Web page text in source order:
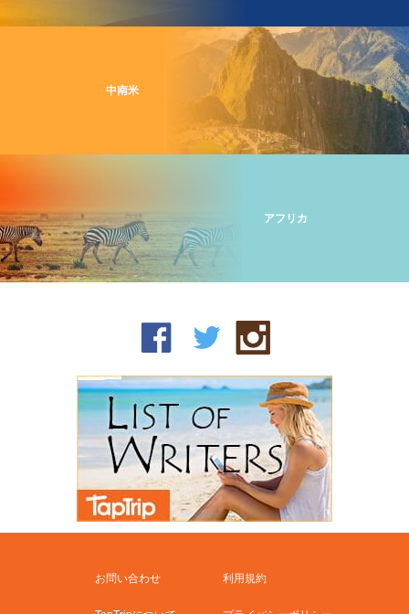
中南米
アフリカ
お問い合わせ 利用規約